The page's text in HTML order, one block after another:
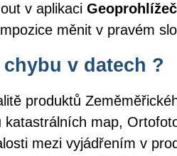
v aplikaci Geoprohlížeč
měnit v pravém
v datech ?
produktů
katastrálních map,
mezi vyjádřením v